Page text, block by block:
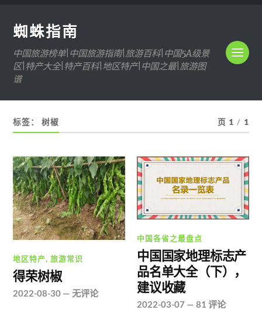
蜘蛛指南
中国旅游榜单|中国旅游指南|旅游百科|中国5A级景
区|特产大全|特产百科|地区特产|中国之最|旅游图
谱
标签：树椒 页 1 / 1
地区特产,旅游常识
得荣树椒
2022-08-30 —无评论
中国各省之最盘点
中国国家地理标志产
品名单大全（下），
建议收藏
2022-03-07 —81 评论